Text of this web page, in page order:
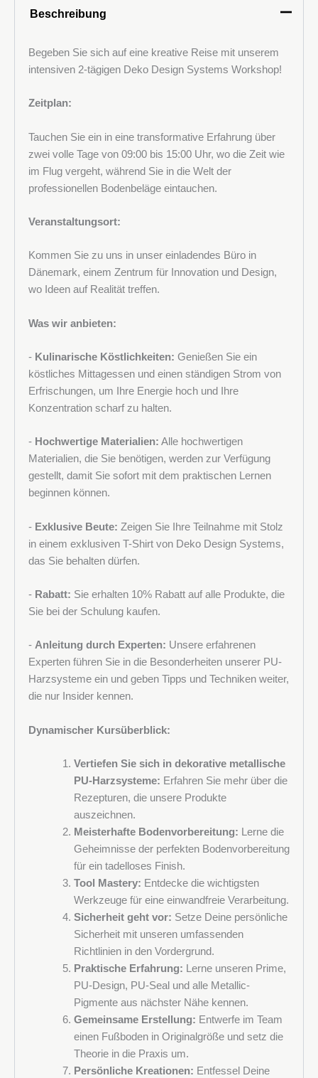
Böden
Beschreibung
Begeben Sie sich auf eine kreative Reise mit unserem
intensiven 2-tägigen Deko Design Systems Workshop!
Zeitplan:
Tauchen Sie ein in eine transformative Erfahrung über
zwei volle Tage von 09:00 bis 15:00 Uhr, wo die Zeit wie
im Flug vergeht, während Sie in die Welt der
professionellen Bodenbeläge eintauchen.
Veranstaltungsort:
Kommen Sie zu uns in unser einladendes Büro in
Dänemark, einem Zentrum für Innovation und Design,
wo Ideen auf Realität treffen.
Was wir anbieten:
- Kulinarische Köstlichkeiten: Genießen Sie ein
köstliches Mittagessen und einen ständigen Strom von
Erfrischungen, um Ihre Energie hoch und Ihre
Konzentration scharf zu halten.
- Hochwertige Materialien: Alle hochwertigen
Materialien, die Sie benötigen, werden zur Verfügung
gestellt, damit Sie sofort mit dem praktischen Lernen
beginnen können.
- Exklusive Beute: Zeigen Sie Ihre Teilnahme mit Stolz
in einem exklusiven T-Shirt von Deko Design Systems,
das Sie behalten dürfen.
- Rabatt: Sie erhalten 10% Rabatt auf alle Produkte, die
Sie bei der Schulung kaufen.
- Anleitung durch Experten: Unsere erfahrenen
Experten führen Sie in die Besonderheiten unserer PU-
Harzsysteme ein und geben Tipps und Techniken weiter,
die nur Insider kennen.
Dynamischer Kursüberblick:
Vertiefen Sie sich in dekorative metallische
PU-Harzsysteme: Erfahren Sie mehr über die
Rezepturen, die unsere Produkte
auszeichnen.
Meisterhafte Bodenvorbereitung: Lerne die
Geheimnisse der perfekten Bodenvorbereitung
für ein tadelloses Finish.
Tool Mastery: Entdecke die wichtigsten
Werkzeuge für eine einwandfreie Verarbeitung.
Sicherheit geht vor: Setze Deine persönliche
Sicherheit mit unseren umfassenden
Richtlinien in den Vordergrund.
Praktische Erfahrung: Lerne unseren Prime,
PU-Design, PU-Seal und alle Metallic-
Pigmente aus nächster Nähe kennen.
Gemeinsame Erstellung: Entwerfe im Team
einen Fußboden in Originalgröße und setz die
Theorie in die Praxis um.
Persönliche Kreationen: Entfessel Deine